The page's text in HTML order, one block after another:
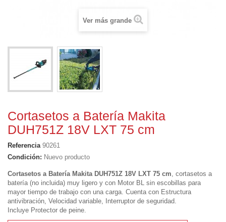
Ver más grande
Cortasetos a Batería Makita
DUH751Z 18V LXT 75 cm
Referencia 90261
Condición: Nuevo producto
Cortasetos a Batería Makita DUH751Z 18V LXT 75 cm, cortasetos a
batería (no incluida) muy ligero y con Motor BL sin escobillas para
mayor tiempo de trabajo con una carga. Cuenta con Estructura
antivibración, Velocidad variable,
Interruptor de seguridad.
Incluye Protector de peine.